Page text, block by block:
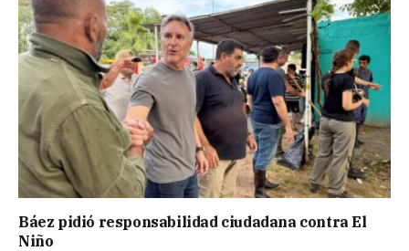
Báez pidió responsabilidad ciudadana contra El
Niño